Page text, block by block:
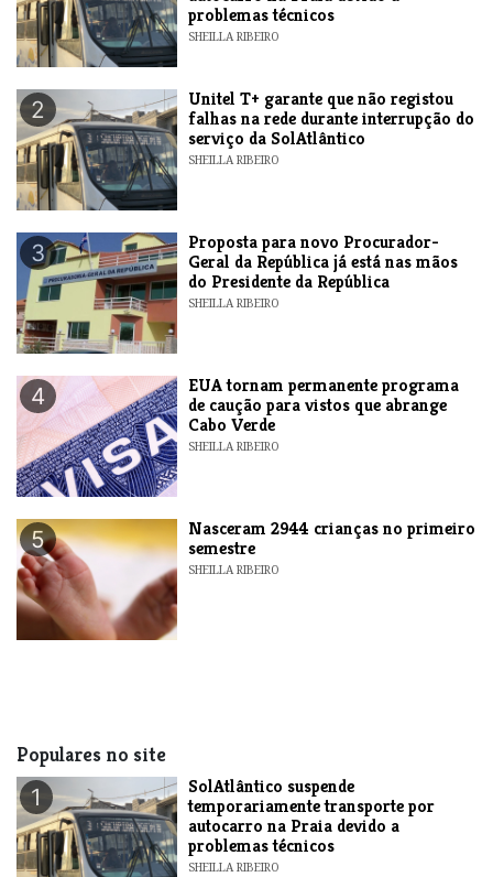
problemas técnicos
SHEILLA RIBEIRO
2
Unitel T+ garante que não registou
falhas na rede durante interrupção do
serviço da SolAtlântico
SHEILLA RIBEIRO
3
Proposta para novo Procurador-
Geral da República já está nas mãos
do Presidente da República
SHEILLA RIBEIRO
4
EUA tornam permanente programa
de caução para vistos que abrange
Cabo Verde
SHEILLA RIBEIRO
5
Nasceram 2944 crianças no primeiro
semestre
SHEILLA RIBEIRO
Populares no site
1
SolAtlântico suspende
temporariamente transporte por
autocarro na Praia devido a
problemas técnicos
SHEILLA RIBEIRO